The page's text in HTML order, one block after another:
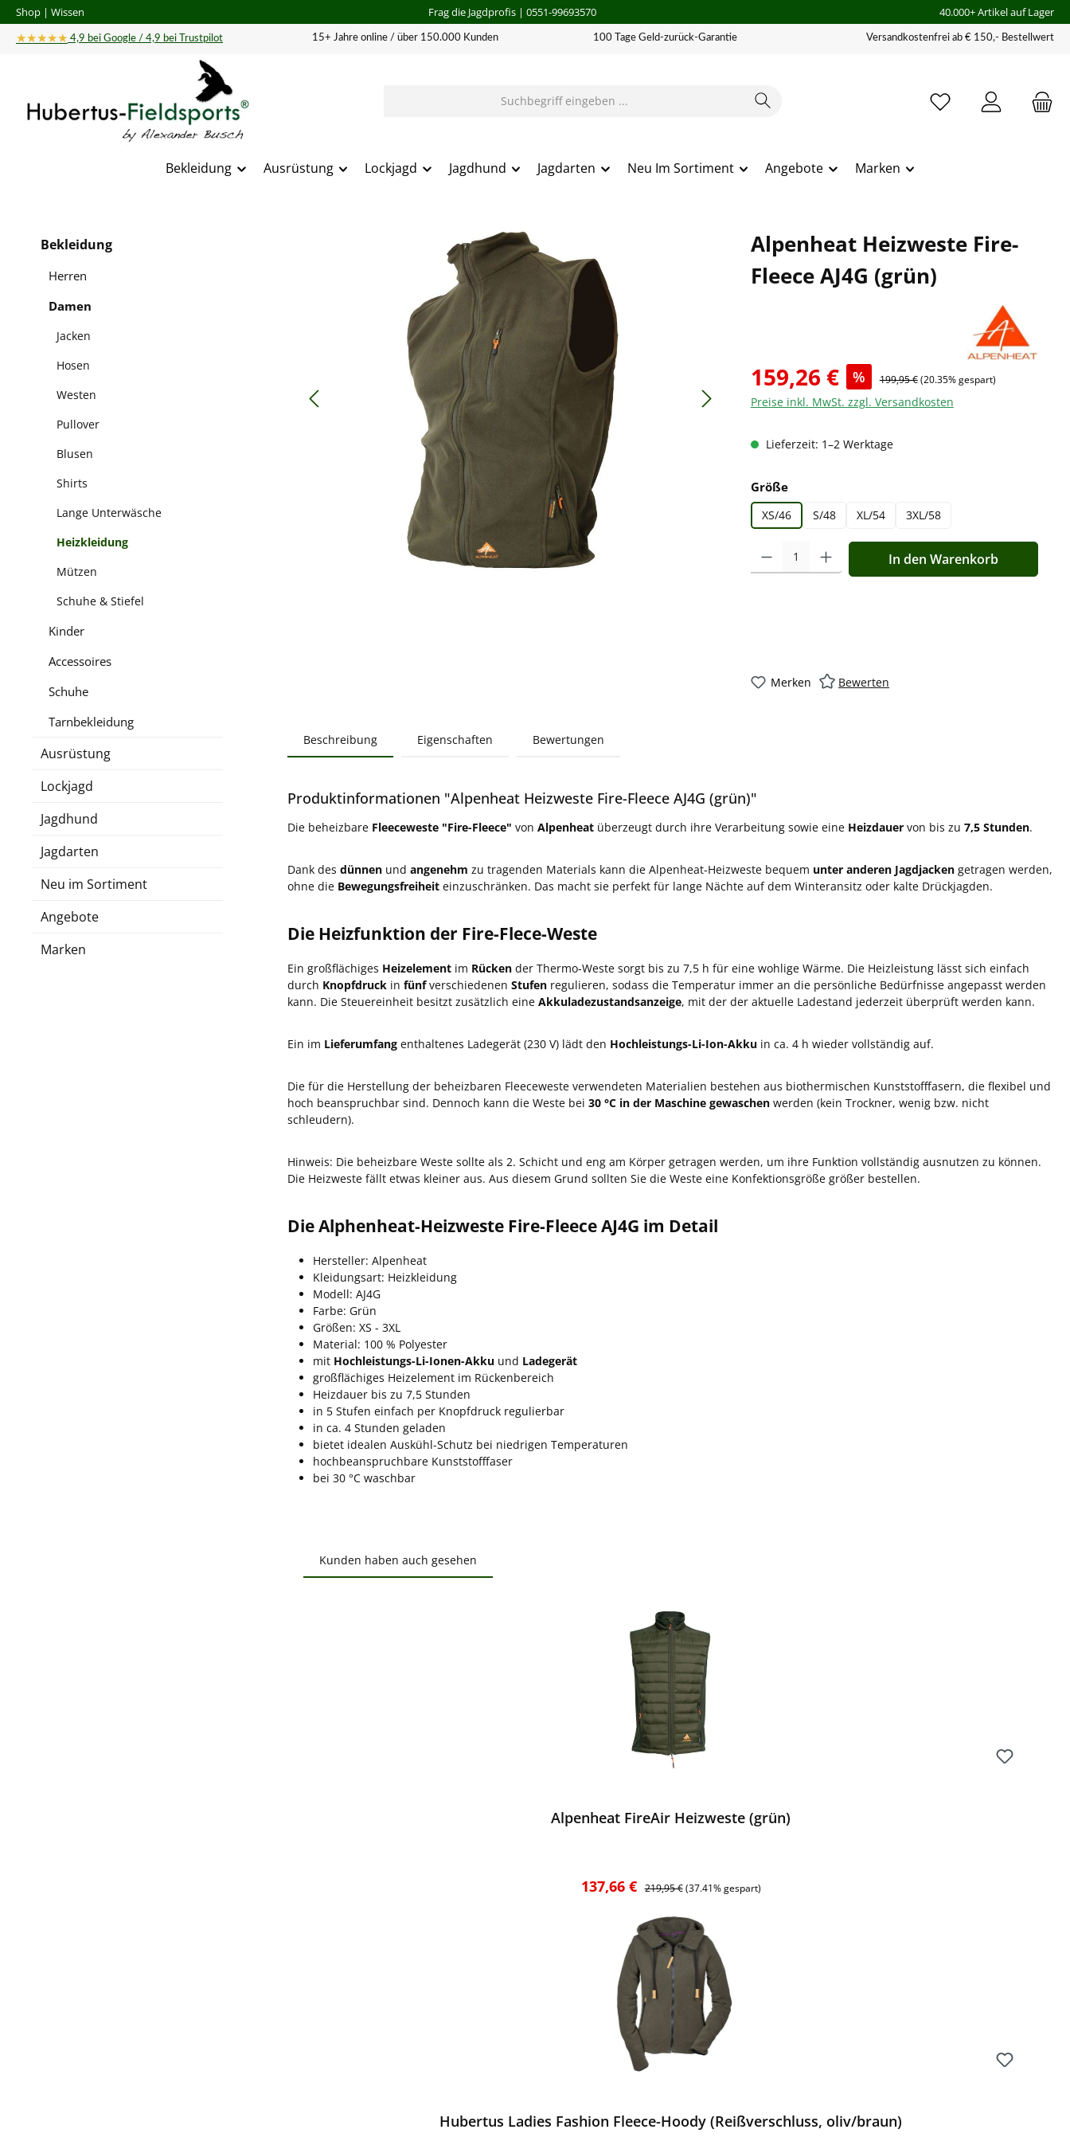
Hauptinhalt springen
Zur Suche springen
Zur Hauptnavigation springen
Shop | Wissen Frag die Jagdprofis| 0551-99693570 40.000+ Artikel auf Lager
★★★★★ 4,9 bei Google / 4,9 bei Trustpilot 15+ Jahre online / über 150.000 Kunden 100 Tage Geld-zurück-Garantie Versandkostenfrei ab € 150,- Bestellwert
Bekleidung Ausrüstung Lockjagd Jagdhund Jagdarten Neu Im Sortiment Angebote Marken
Bekleidung
Herren
Damen
Jacken
Hosen
Westen
Pullover
Blusen
Shirts
Lange Unterwäsche
Heizkleidung
Mützen
Schuhe & Stiefel
Kinder
Accessoires
Schuhe
Tarnbekleidung
Ausrüstung
Lockjagd
Jagdhund
Jagdarten
Neu im Sortiment
Angebote
Marken
Alpenheat Heizweste Fire-
Fleece AJ4G (grün)
159,26 € % 199,95 €(20.35% gespart)
Preise inkl. MwSt. zzgl. Versandkosten
Lieferzeit: 1–2 Werktage
Größeauswählen
XS/46 S/48 XL/54 3XL/58
Produkt Anzahl: Gib den gewünschten Wert ein oder
In den Warenkorb
Merken Bewerten
Beschreibung Eigenschaften Bewertungen
Produktinformationen "Alpenheat Heizweste Fire-Fleece AJ4G (grün)"
Die beheizbare Fleeceweste "Fire-Fleece" von Alpenheat überzeugt durch ihre Verarbeitung sowie eine Heizdauer von bis zu 7,5 Stunden.
Dank des dünnen und angenehm zu tragenden Materials kann die Alpenheat-Heizweste bequem unter anderen Jagdjacken getragen werden,
ohne die Bewegungsfreiheit einzuschränken. Das macht sie perfekt für lange Nächte auf dem Winteransitz oder kalte Drückjagden.
Die Heizfunktion der Fire-Flece-Weste
Ein großflächiges Heizelement im Rücken der Thermo-Weste sorgt bis zu 7,5 h für eine wohlige Wärme. Die Heizleistung lässt sich einfach
durch Knopfdruck in fünfverschiedenen Stufen regulieren, sodass die Temperatur immer an die persönliche Bedürfnisse angepasst werden
kann. Die Steuereinheit besitzt zusätzlich eine Akkuladezustandsanzeige, mit der der aktuelle Ladestand jederzeit überprüft werden kann.
Ein im Lieferumfang enthaltenes Ladegerät (230 V) lädt den Hochleistungs-Li-Ion-Akku in ca. 4 h wieder vollständig auf.
Die für die Herstellung der beheizbaren Fleeceweste verwendeten Materialien bestehen aus biothermischen Kunststofffasern, die flexibel und
hoch beanspruchbar sind. Dennoch kann die Weste bei 30 °C in der Maschine gewaschen werden (kein Trockner, wenig bzw. nicht
schleudern).
Hinweis: Die beheizbare Weste sollte als 2. Schicht und eng am Körper getragen werden, um ihre Funktion vollständig ausnutzen zu können.
Die Heizweste fällt etwas kleiner aus. Aus diesem Grund sollten Sie die Weste eine Konfektionsgröße größer bestellen.
Die Alphenheat-Heizweste Fire-Fleece AJ4G im Detail
Hersteller: Alpenheat
Kleidungsart: Heizkleidung
Modell: AJ4G
Farbe: Grün
Größen: XS - 3XL
Material: 100 % Polyester
mit Hochleistungs-Li-Ionen-Akku und Ladegerät
großflächiges Heizelement im Rückenbereich
Heizdauer bis zu 7,5 Stunden
in 5 Stufen einfach per Knopfdruck regulierbar
in ca. 4 Stunden geladen
bietet idealen Auskühl-Schutz bei niedrigen Temperaturen
hochbeanspruchbare Kunststofffaser
bei 30 °C waschbar
Kunden haben auch gesehen
Alpenheat FireAir Heizweste (grün)
Verkaufspreis:
137,66 € Regulärer Preis:
219,95 € (37.41% gespart)
Hubertus Ladies Fashion Fleece-Hoody (Reißverschluss, oliv/braun)